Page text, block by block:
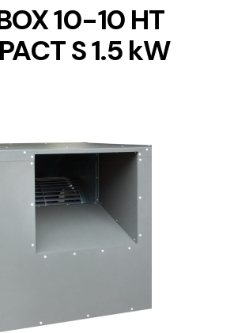
10-10 HT
S 1.5 kW
DETAILS